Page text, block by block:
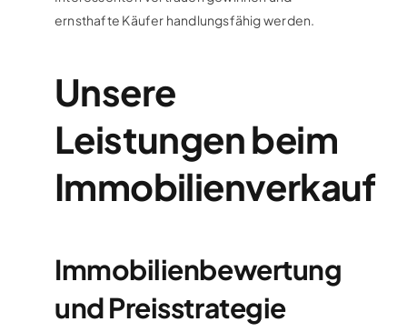
ernsthafte Käufer handlungsfähig werden.
Unsere
Leistungen beim
Immobilienverkauf
Immobilienbewertung
und Preisstrategie